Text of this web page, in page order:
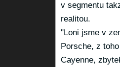
v segmentu
realitou.
"Loni jsme v
Porsche, z
Cayenne,